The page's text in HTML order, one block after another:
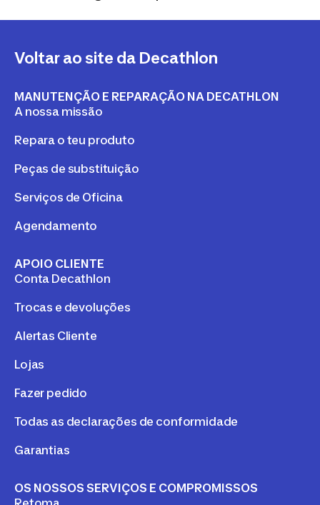
Voltar ao site da Decathlon
MANUTENÇÃO E REPARAÇÃO NA DECATHLON
A nossa missão
Repara o teu produto
Peças de substituição
Serviços de Oficina
Agendamento
APOIO CLIENTE
Conta Decathlon
Trocas e devoluções
Alertas Cliente
Lojas
Fazer pedido
Todas as declarações de conformidade
Garantias
OS NOSSOS SERVIÇOS E COMPROMISSOS